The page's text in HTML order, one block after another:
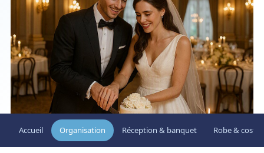
Accueil Organisation Réception & banquet Robe &